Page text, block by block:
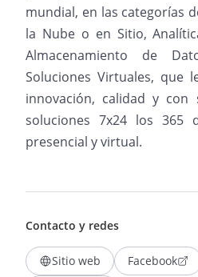
mundial, en las categorías
la Nube o en Sitio,
Almacenamiento de
Soluciones Virtuales, que
innovación, calidad y
soluciones 7x24 los 365
presencial y virtual.
Contacto y redes
Sitio web Facebook